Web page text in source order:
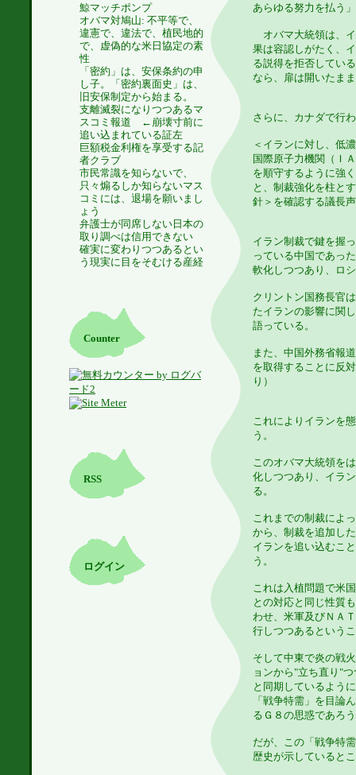
鯨マッチポンプ
オバマ対鳩山: 不平等で、
違憲で、違法で、植民地的
で、虚偽的な米日協定の素
性
「密約」は、安保条約の申
し子。「密約裏面史」は、
旧安保制定から始まる。
支離滅裂になりつつあるマ
スコミ報道 ←崩壊寸前に
追い込まれている証左
巨額税金利権を享受する記
者クラブ
市民常識を知らないで、
只々煽るしか知らないマス
コミには、退場を願いまし
ょう
弁護士が同席しない日本の
取り調べは信用できない
確実に変わりつつあるとい
う現実に目をそむける産経
Counter
RSS
ログイン
あらゆる努力を払う
オバマ大統領は、
果は容認しがたく、
る説得を拒否してい
なら、扉は開いたま
さらに、カナダで行
＜イランに対し、低
国際原子力機関（Ｉ
を順守するように強
と、制裁強化を柱と
針＞を確認する議長
イラン制裁で鍵を握
っている中国であっ
軟化しつつあり、ロ
クリントン国務長官
たイランの影響に関
語っている。
また、中国外務省報
を取得することに反
り）
これによりイランを
う。
このオバマ大統領を
化しつつあり、イラ
る。
これまでの制裁によ
から、制裁を追加し
イランを追い込むこ
う。
これは入植問題で米
との対応と同じ性質
わせ、米軍及びＮＡ
行しつつあるという
そして中東で炎の戦
ョンから"立ち直り"
と同期しているよう
「戦争特需」を目論
るＧ８の思惑であろ
だが、この「戦争特
歴史が示していると